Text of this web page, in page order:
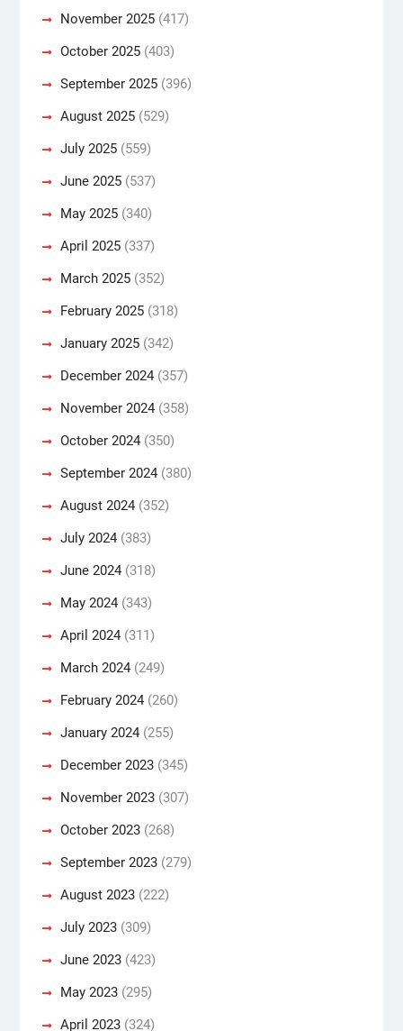
November 2025(417)
October 2025(403)
September 2025(396)
August 2025(529)
July 2025(559)
June 2025(537)
May 2025(340)
April 2025(337)
March 2025(352)
February 2025(318)
January 2025(342)
December 2024(357)
November 2024(358)
October 2024(350)
September 2024(380)
August 2024(352)
July 2024(383)
June 2024(318)
May 2024(343)
April 2024(311)
March 2024(249)
February 2024(260)
January 2024(255)
December 2023(345)
November 2023(307)
October 2023(268)
September 2023(279)
August 2023(222)
July 2023(309)
June 2023(423)
May 2023(295)
April 2023(324)